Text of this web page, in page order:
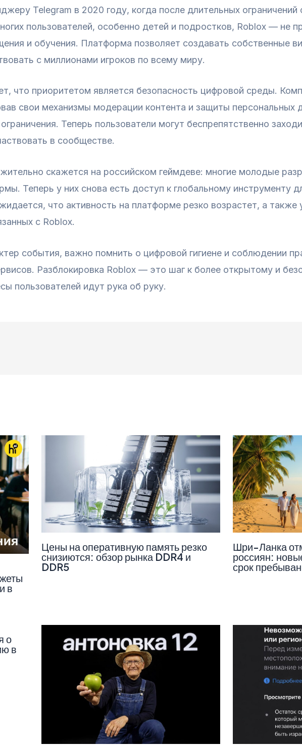
Telegram в 2020 году, когда после длительных
пользователей, особенно детей и подростков, Roblox — не
и обучения. Платформа позволяет создавать собственные
с миллионами игроков по всему миру.
что приоритетом является безопасность цифровой среды.
свои механизмы модерации контента и защиты персональных
Теперь пользователи могут беспрепятственно
в сообществе.
скажется на российском геймдеве: многие молодые
Теперь у них снова есть доступ к глобальному инструменту
что активность на платформе резко возрастет, а также
с Roblox.
события, важно помнить о цифровой гигиене и соблюдении
Разблокировка Roblox — это шаг к более открытому и
пользователей идут рука об руку.
в
Цены на оперативную память резко
снизиются: обзор рынка DDR4 и
DDR5
Шри-Ланка
россиян:
срок
о
в